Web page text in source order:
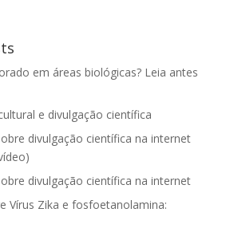
em áreas biológicas? Leia antes
e divulgação científica
divulgação científica na internet
divulgação científica na internet
Vírus Zika e fosfoetanolamina: